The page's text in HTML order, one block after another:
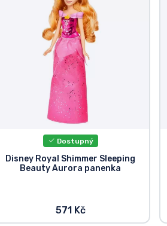
Dostupný
Disney Royal Shimmer Sleeping
Beauty Aurora panenka
571 Kč